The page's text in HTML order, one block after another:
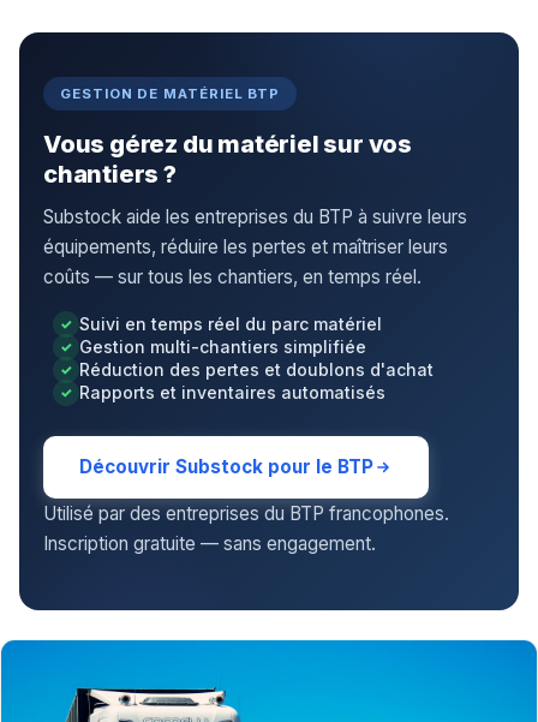
GESTION DE MATÉRIEL BTP
Vous gérez du matériel sur vos
chantiers ?
Substock aide les entreprises du BTP à suivre leurs
équipements, réduire les pertes et maîtriser leurs
coûts — sur tous les chantiers, en temps réel.
Suivi en temps réel du parc matériel
Gestion multi-chantiers simplifiée
Réduction des pertes et doublons d'achat
Rapports et inventaires automatisés
Découvrir Substock pour le BTP
Utilisé par des entreprises du BTP francophones.
Inscription gratuite — sans engagement.